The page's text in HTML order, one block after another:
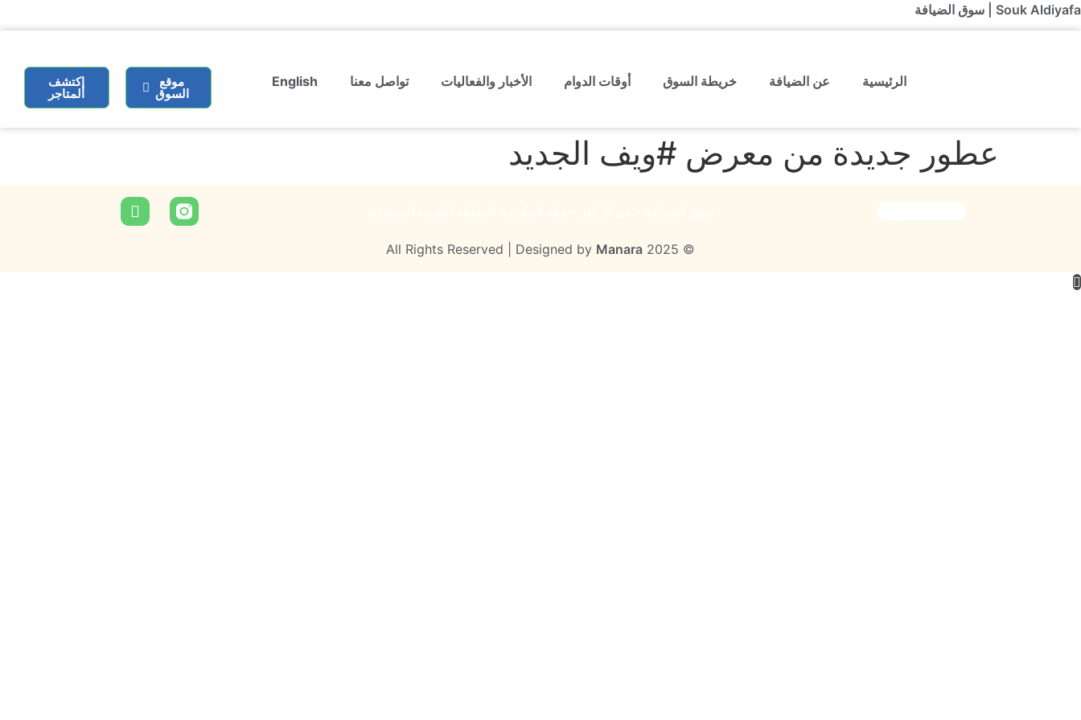
Souk Aldiyafa | سوق الضيافة
الرئيسية عن الضيافة خريطة السوق أوقات الدوام الأخبار والفعاليات تواصل معنا English موقع
السوق
إكتشف
المتاجر
عطور جديدة من معرض #ويف الجديد
© 2025 All Rights Reserved | Designed by
Manara